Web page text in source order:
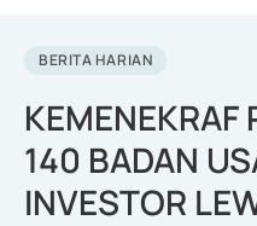
BERITA HARIAN
KEMENEKRAF
140 BADAN
INVESTOR